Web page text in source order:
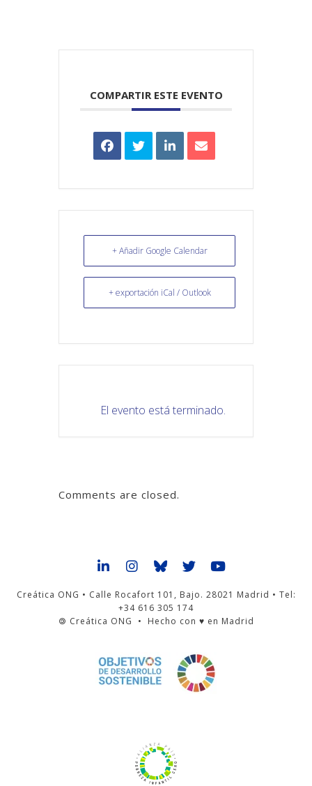
COMPARTIR ESTE EVENTO
+ Añadir Google Calendar
+ exportación iCal / Outlook
El evento está terminado.
Comments are closed.
Creática ONG • Calle Rocafort 101, Bajo. 28021 Madrid • Tel:
+34 616 305 174
🄯 Creática ONG • Hecho con ♥ en Madrid